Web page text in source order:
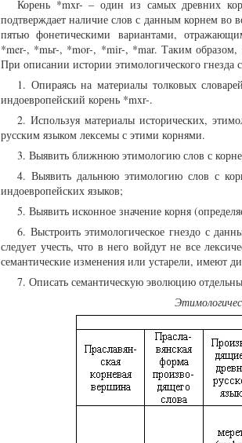
Корень *mxr- – один из самых древних
подтверждает наличие слов с данным корнем во
пятью фонетическими вариантами,
*mer-, *mьr-, *mor-, *mir-, *mar. Таким образом,
При описании истории этимологического
1. Опираясь на материалы толковых
индоевропейский корень *mxr-.
2. Используя материалы исторических,
русским языком лексемы с этими корнями.
3. Выявить ближнюю этимологию слов с
4. Выявить дальнюю этимологию слов с
индоевропейских языков;
5. Выявить исконное значение корня
6. Выстроить этимологическое гнездо с
следует учесть, что в него войдут не все
семантические изменения или устарели, имеют
7. Описать семантическую эволюцию